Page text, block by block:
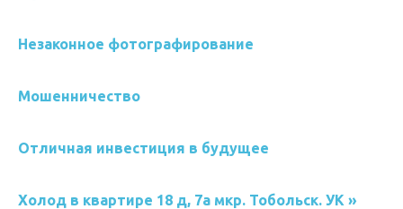
Незаконное фотографирование
Мошенничество
Отличная инвестиция в будущее
Холод в квартире 18 д, 7а мкр. Тобольск. УК »